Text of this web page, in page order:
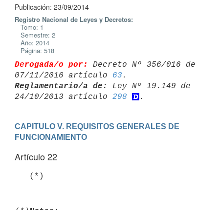
Publicación: 23/09/2014
Registro Nacional de Leyes y Decretos:
Tomo: 1
Semestre: 2
Año: 2014
Página: 518
Derogada/o por:
Decreto Nº 356/016 de
07/11/2016 artículo 63
Reglamentario/a de:
Ley Nº 19.149 de
24/10/2013 artículo 298
CAPITULO V. REQUISITOS GENERALES DE
FUNCIONAMIENTO
Artículo 22
   (*)